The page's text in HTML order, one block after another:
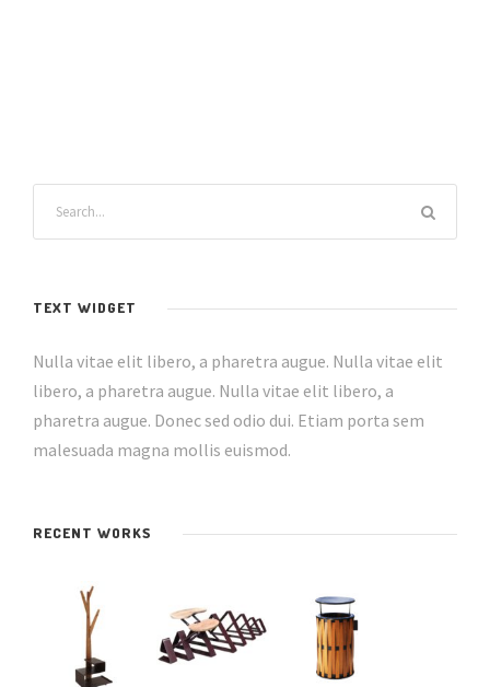
TEXT WIDGET
Nulla vitae elit libero, a pharetra augue. Nulla vitae elit
libero, a pharetra augue. Nulla vitae elit libero, a
pharetra augue. Donec sed odio dui. Etiam porta sem
malesuada magna mollis euismod.
RECENT WORKS